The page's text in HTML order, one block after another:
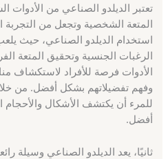
تعتبر الديلدو الصناعي من الأدوات
المتعة الشخصية وتجعل من التجربة
استخدام الديلدو الصناعي، حيث
الرغبات الجنسية وتحقيق المتعة
الأدوات فرصة للأفراد لاستكشاف
وفهم تفضيلاتهم بشكل أفضل. من
للمرء أن يكتشف الأشكال والأحجام
أفضل.
ثانيًا، يعد الديلدو الصناعي وسيلة